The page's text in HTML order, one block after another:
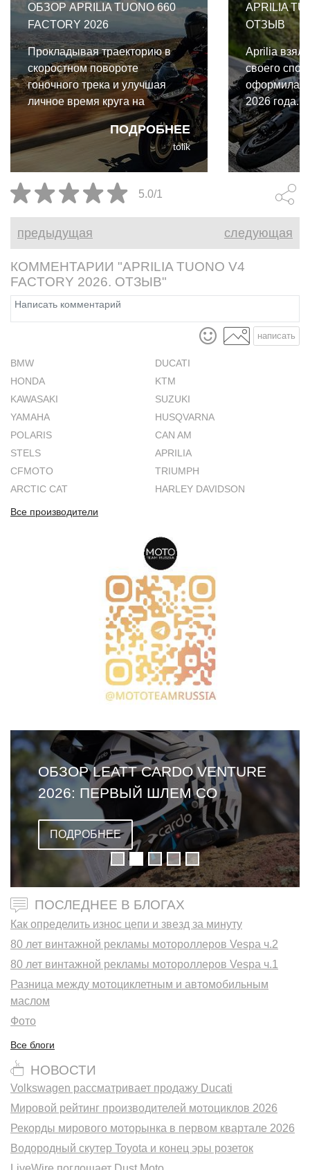
ОБЗОР APRILIA TUONO 660
FACTORY 2026
ПОДРОБНЕЕ
Прокладывая траекторию в
скоростном повороте
гоночного трека и улучшая
личное время круга на
полностью стоковом
мотоцикле, я пришёл к
однозначному выводу: Aprilia
Tuono 660 Factory — это
настоящий чит-код в категории
среднекубатурных нейкедов и
спортивной езды в целом.
tolik
APRILIA
ОТЗЫВ
Aprilia
своего
оформила в
2026 года.
к
и
традициях
бренда
5.0/1
предыдущая следующая
КОММЕНТАРИИ "APRILIA TUONO V4
FACTORY 2026. ОТЗЫВ"
написать
BMW
DUCATI
HONDA
KTM
KAWASAKI
SUZUKI
YAMAHA
HUSQVARNA
POLARIS
CAN AM
STELS
APRILIA
CFMOTO
TRIUMPH
ARCTIC CAT
HARLEY DAVIDSON
Все производители
ОБЗОР LEATT CARDO VENTURE
2026: ПЕРВЫЙ ШЛЕМ СО
ВСТРОЕННОЙ ГАРНИТУРОЙ
ПОДРОБНЕЕ
ПОСЛЕДНЕЕ В БЛОГАХ
Как определить износ цепи и звезд за минуту
80 лет винтажной рекламы мотороллеров Vespa ч.2
80 лет винтажной рекламы мотороллеров Vespa ч.1
Разница между мотоциклетным и автомобильным
маслом
Фото
Все блоги
НОВОСТИ
Volkswagen рассматривает продажу Ducati
Мировой рейтинг производителей мотоциклов 2026
Рекорды мирового моторынка в первом квартале 2026
Водородный скутер Toyota и конец эры розеток